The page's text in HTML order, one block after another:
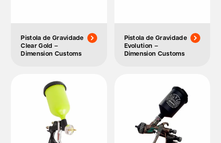
Pistola de Gravidade
Clear Gold –
Dimension Customs
Pistola de Gravidade
Evolution –
Dimension Customs